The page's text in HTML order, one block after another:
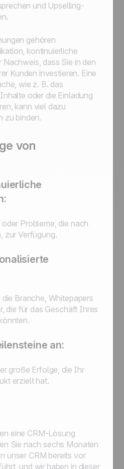
und Upselling-
gehören
kontinuierliche
dass Sie in den
Kunden investieren. Eine
wie z. B. das
oder die Einladung
kann viel dazu
zu binden.
von
Probleme, die nach
zur Verfügung.
Branche, Whitepapers
die für das Geschäft Ihres
an:
große Erfolge, die Ihr
erzielt hat.
eine CRM-Lösung
Sie nach sechs Monaten
unser CRM bereits vor
und wir haben in dieser